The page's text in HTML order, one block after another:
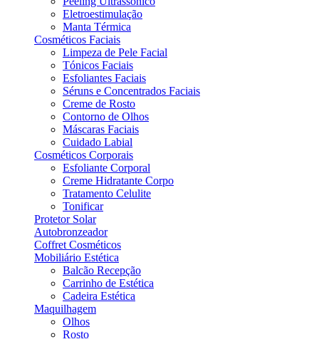
Eletroestimulação
Manta Térmica
Cosméticos Faciais
Limpeza de Pele Facial
Tónicos Faciais
Esfoliantes Faciais
Séruns e Concentrados Faciais
Creme de Rosto
Contorno de Olhos
Máscaras Faciais
Cuidado Labial
Cosméticos Corporais
Esfoliante Corporal
Creme Hidratante Corpo
Tratamento Celulite
Tonificar
Protetor Solar
Autobronzeador
Coffret Cosméticos
Mobiliário Estética
Balcão Recepção
Carrinho de Estética
Cadeira Estética
Maquilhagem
Olhos
Rosto